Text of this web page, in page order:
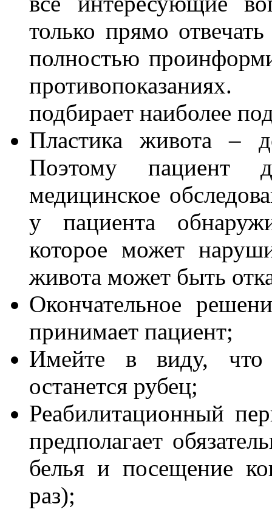
только прямо
полностью
подбирает наиболее
Пластика живота –
Поэтому пациент
медицинское
у пациента
которое может
живота может быть
Окончательное
принимает пациент;
Имейте в виду, что
останется рубец;
Реабилитационный
предполагает
белья и посещение
раз);